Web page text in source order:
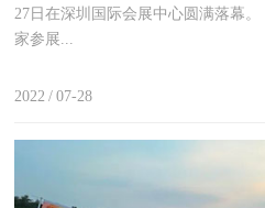
27日在深圳国际会展中心圆满落幕。
家参展...
2022 / 07-28